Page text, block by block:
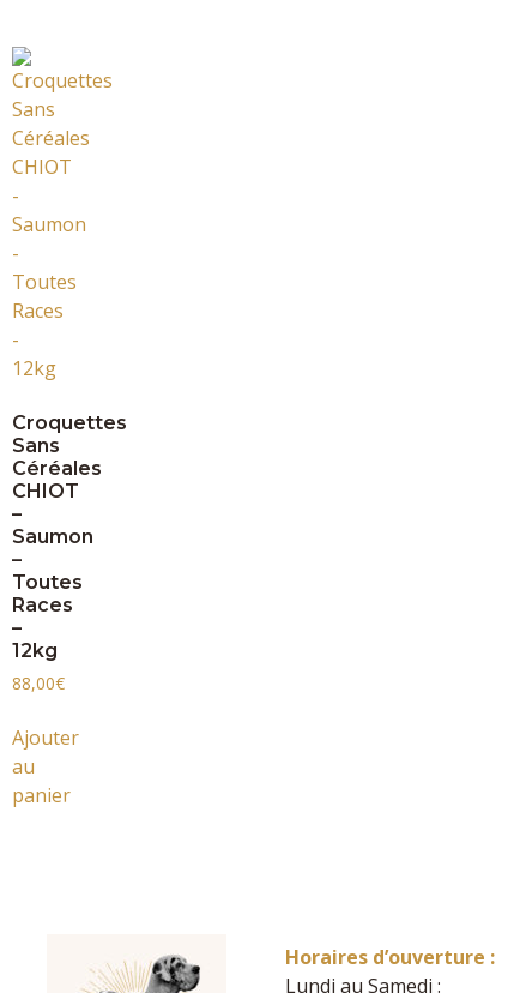
Croquettes
Sans
Céréales
CHIOT
–
Saumon
–
Toutes
Races
–
12kg
88,00€
Ajouter
au
panier
Horaires d’ouverture :
Lundi au Samedi :